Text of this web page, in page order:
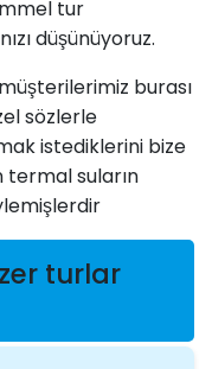
tur
düşünüyoruz.
burası
sözlerle
istediklerini bize
suların
turlar